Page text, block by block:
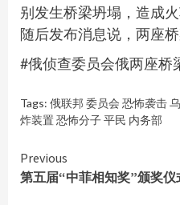
别发生桥梁坍塌，造成
随后发布消息说，两座桥
#俄侦查委员会俄两座桥
Tags: 俄联邦 委员会 恐怖袭击
炸装置 恐怖分子 平民 内务部
Continue
Reading
Previous
第五届“中菲相知奖”颁奖